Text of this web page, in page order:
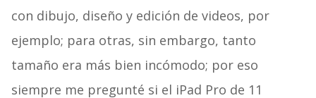
con dibujo, diseño y edición de videos, por
ejemplo; para otras, sin embargo, tanto
tamaño era más bien incómodo; por eso
siempre me pregunté si el iPad Pro de 11